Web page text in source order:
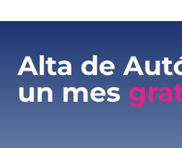
Alta de
un mes